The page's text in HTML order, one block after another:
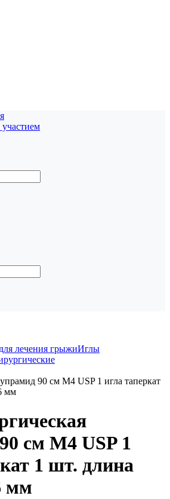
лечения грыжиИглы
90 см М4 USP 1 игла таперкат
мм
см М4 USP 1
1 шт. длина
мм